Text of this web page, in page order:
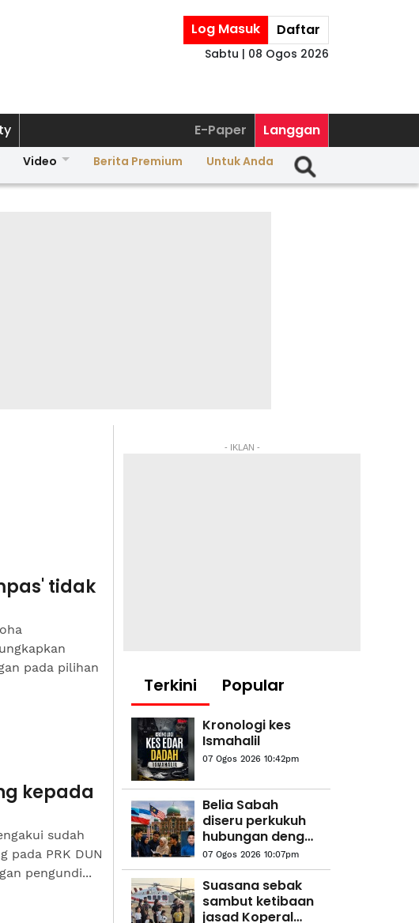
Log Masuk Daftar
Sabtu | 08 Ogos 2026
E-Paper Langgan
Video Berita Premium Untuk Anda
tidak
pada pilihan
kepada
sudah
pada PRK DUN
pengundi...
- IKLAN -
Terkini Popular
Kronologi kes
Ismahalil
07 Ogos 2026 10:42pm
Belia Sabah
diseru perkukuh
hubungan dengan
Putrajaya
07 Ogos 2026 10:07pm
Suasana sebak
sambut ketibaan
jasad Koperal